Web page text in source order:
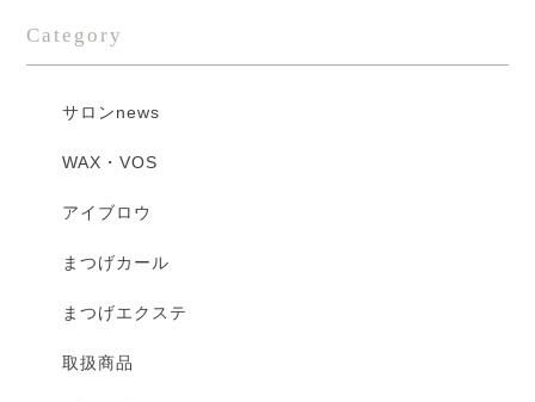
Category
サロンnews
WAX・VOS
アイブロウ
まつげカール
まつげエクステ
取扱商品